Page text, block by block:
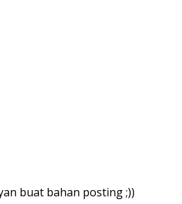
buat bahan posting ;))